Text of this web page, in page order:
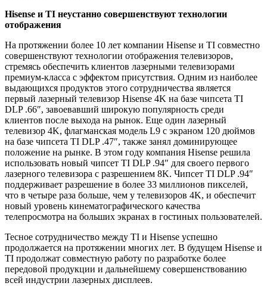
Hisense и TI неустанно совершенствуют технологии
отображения
На протяжении более 10 лет компании Hisense и TI совместно
совершенствуют технологии отображения телевизоров,
стремясь обеспечить клиентов лазерными телевизорами
премиум-класса с эффектом присутствия. Одним из наиболее
выдающихся продуктов этого сотрудничества является
первый лазерный телевизор Hisense 4K на базе чипсета TI
DLP .66″, завоевавший широкую популярность среди
клиентов после выхода на рынок. Еще один лазерный
телевизор 4K, флагманская модель L9 с экраном 120 дюймов
на базе чипсета TI DLP .47″, также занял доминирующее
положение на рынке. В этом году компания Hisense решила
использовать новый чипсет TI DLP .94″ для своего первого
лазерного телевизора с разрешением 8K. Чипсет TI DLP .94″
поддерживает разрешение в более 33 миллионов пикселей,
что в четыре раза больше, чем у телевизоров 4K, и обеспечит
новый уровень кинематографического качества
телепросмотра на больших экранах в гостиных пользователей.
Тесное сотрудничество между TI и Hisense успешно
продолжается на протяжении многих лет. В будущем Hisense и
TI продолжат совместную работу по разработке более
передовой продукции и дальнейшему совершенствованию
всей индустрии лазерных дисплеев.